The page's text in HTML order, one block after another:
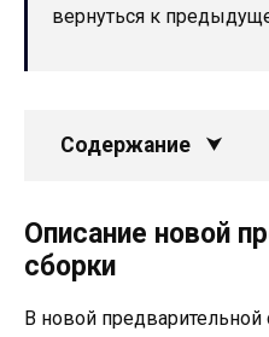
вернуться к
Содержание
Описание новой
сборки
В новой